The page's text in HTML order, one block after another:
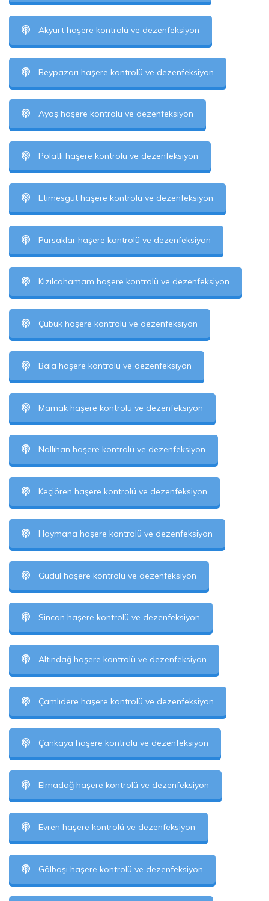
Akyurt haşere kontrolü ve dezenfeksiyon
Beypazarı haşere kontrolü ve dezenfeksiyon
Ayaş haşere kontrolü ve dezenfeksiyon
Polatlı haşere kontrolü ve dezenfeksiyon
Etimesgut haşere kontrolü ve dezenfeksiyon
Pursaklar haşere kontrolü ve dezenfeksiyon
Kızılcahamam haşere kontrolü ve dezenfeksiyon
Çubuk haşere kontrolü ve dezenfeksiyon
Bala haşere kontrolü ve dezenfeksiyon
Mamak haşere kontrolü ve dezenfeksiyon
Nallıhan haşere kontrolü ve dezenfeksiyon
Keçiören haşere kontrolü ve dezenfeksiyon
Haymana haşere kontrolü ve dezenfeksiyon
Güdül haşere kontrolü ve dezenfeksiyon
Sincan haşere kontrolü ve dezenfeksiyon
Altındağ haşere kontrolü ve dezenfeksiyon
Çamlıdere haşere kontrolü ve dezenfeksiyon
Çankaya haşere kontrolü ve dezenfeksiyon
Elmadağ haşere kontrolü ve dezenfeksiyon
Evren haşere kontrolü ve dezenfeksiyon
Gölbaşı haşere kontrolü ve dezenfeksiyon